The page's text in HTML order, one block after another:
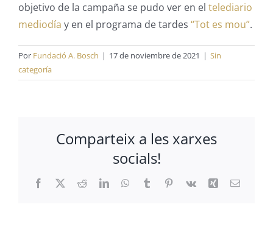
objetivo de la campaña se pudo ver en el telediario
mediodía y en el programa de tardes “Tot es mou”.
Por Fundació A. Bosch | 17 de noviembre de 2021 | Sin
categoría
Comparteix a les xarxes
socials!
Facebook
X RedditLinkedInWhatsApp
TumblrPinterest
Vk Xing Correo